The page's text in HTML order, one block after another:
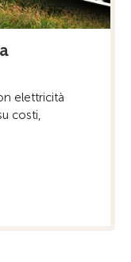
elettricità
costi,